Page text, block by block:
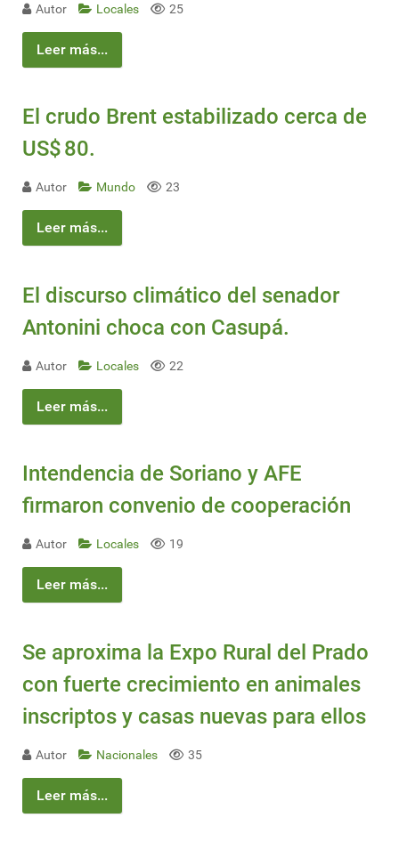
Autor Locales 25
Leer más...
El crudo Brent estabilizado cerca de
US$ 80.
Autor Mundo 23
Leer más...
El discurso climático del senador
Antonini choca con Casupá.
Autor Locales 22
Leer más...
Intendencia de Soriano y AFE
firmaron convenio de cooperación
Autor Locales 19
Leer más...
Se aproxima la Expo Rural del Prado
con fuerte crecimiento en animales
inscriptos y casas nuevas para ellos
Autor Nacionales 35
Leer más...